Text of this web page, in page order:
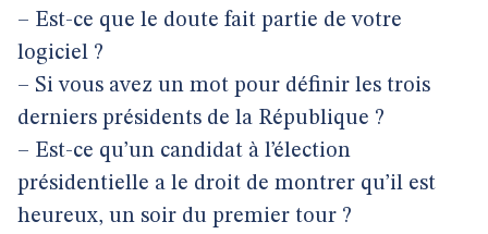
– Est-ce que le doute fait partie de votre
logiciel ?
– Si vous avez un mot pour définir les trois
derniers présidents de la République ?
– Est-ce qu’un candidat à l’élection
présidentielle a le droit de montrer qu’il est
heureux, un soir du premier tour ?